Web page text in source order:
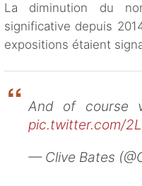
La diminution du
significative depuis
expositions étaient
And of course
pic.twitter.com/
— Clive Bates